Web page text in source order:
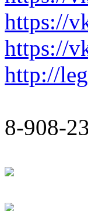
https://
https://
http://
8-908-